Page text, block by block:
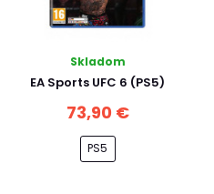
Skladom
EA Sports UFC 6 (PS5)
73,90 €
PS5